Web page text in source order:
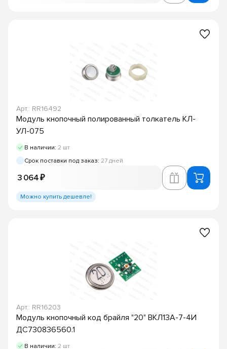
Арт.: RR16492
Модуль кнопочный полированный толкатель КЛ-
УЛ-075
В наличии: 2 шт
Срок поставки под заказ: 27 дней
3 064 ₽
Можно купить дешевле!
Арт.: RR16203
Модуль кнопочный код брайля "20" ВКЛ13А-7-4И
ДС730836560.1
В наличии: 2 шт